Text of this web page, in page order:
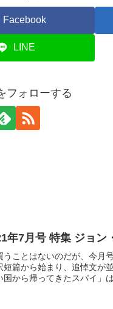
Facebook
LINE
フォローする
「ミステリマガジン
ことはないのだが、今月
篇から始まり、追悼文が
から帰ってきたスパイ」